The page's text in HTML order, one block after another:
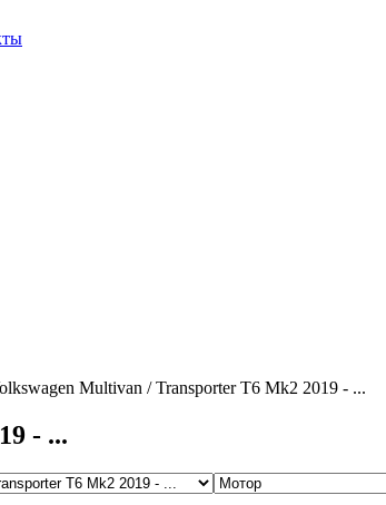
Multivan / Transporter T6 Mk2 2019 - ...
- ...